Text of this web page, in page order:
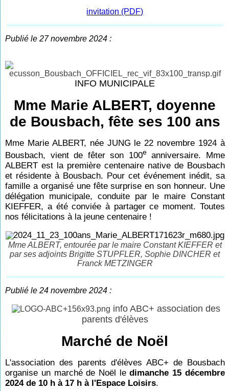
invitation (PDF)
Publié le 27 novembre 2024 :
INFO MUNICIPALE
Mme Marie ALBERT, doyenne
de Bousbach, fête ses 100 ans
Mme Marie ALBERT, née JUNG le 22 novembre 1924 à
Bousbach, vient de fêter son 100eanniversaire. Mme
ALBERT est la première centenaire native de Bousbach
et résidente à Bousbach. Pour cet événement inédit, sa
famille a organisé une fête surprise en son honneur. Une
délégation municipale, conduite par le maire Constant
KIEFFER, a été conviée à partager ce moment. Toutes
nos félicitations à la jeune centenaire !
Mme ALBERT, entourée par le maire Constant KIEFFER et
par ses adjoints Brigitte STUPFLER, Sophie DINCHER et
Franck METZINGER
Publié le 24 novembre 2024 :
info ABC+ association des
parents d'élèves
Marché de Noël
L'association des parents d'élèves ABC+ de Bousbach
organise un marché de Noël ledimanche 15 décembre
2024 de 10 h à 17 h à l'Espace Loisirs.